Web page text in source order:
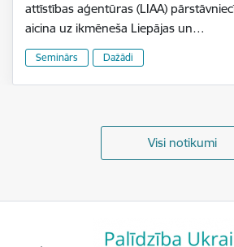
attīstības aģentūras (LIAA)
aicina uz ikmēneša Liepājas un…
Seminārs Dažādi
Visi notikumi